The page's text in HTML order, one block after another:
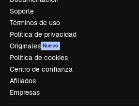
Soporte
Términos de uso
Política de privacidad
Originales Nuevo
Política de cookies
Centro de confianza
Afiliados
Empresas